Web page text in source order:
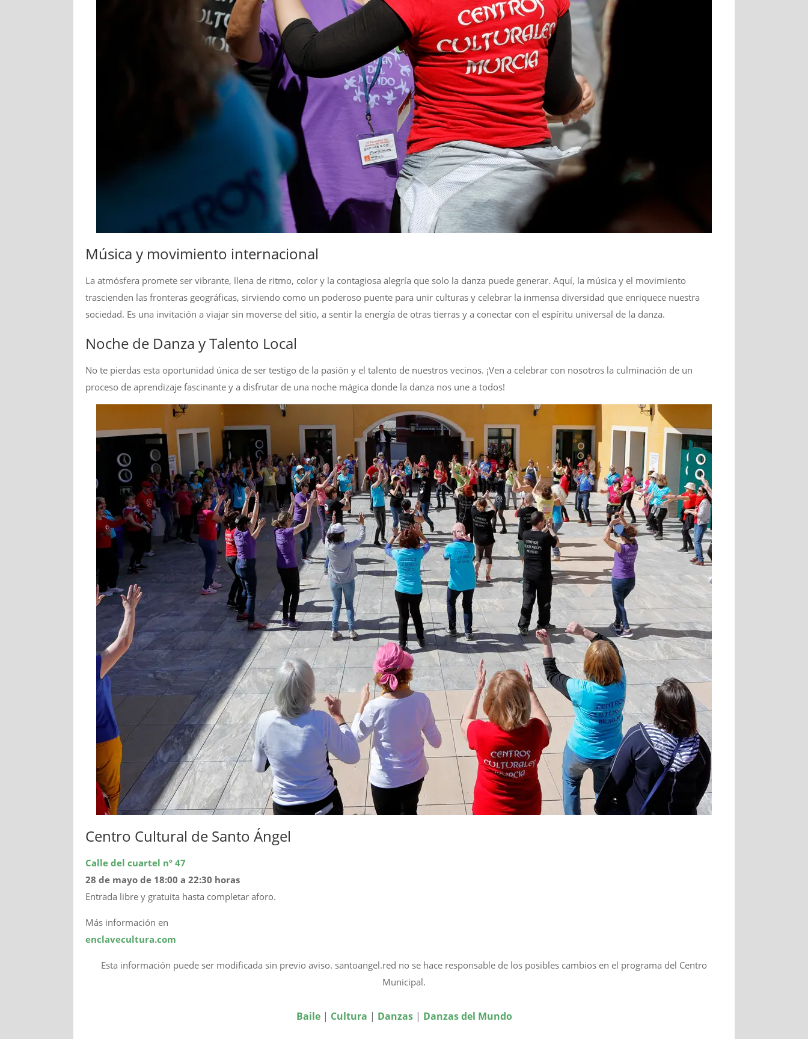
Música y movimiento internacional
La atmósfera promete ser vibrante, llena de ritmo, color y la contagiosa alegría que solo la danza puede generar. Aquí, la música y el movimiento
trascienden las fronteras geográficas, sirviendo como un poderoso puente para unir culturas y celebrar la inmensa diversidad que enriquece nuestra
sociedad. Es una invitación a viajar sin moverse del sitio, a sentir la energía de otras tierras y a conectar con el espíritu universal de la danza.
Noche de Danza y Talento Local
No te pierdas esta oportunidad única de ser testigo de la pasión y el talento de nuestros vecinos. ¡Ven a celebrar con nosotros la culminación de un
proceso de aprendizaje fascinante y a disfrutar de una noche mágica donde la danza nos une a todos!
Centro Cultural de Santo Ángel
Calle del cuartel nº 47
28 de mayo de 18:00 a 22:30 horas
Entrada libre y gratuita hasta completar aforo.
Más información en
enclavecultura.com
Esta información puede ser modificada sin previo aviso. santoangel.red no se hace responsable de los posibles cambios en el programa del Centro
Municipal.
Baile| Cultura | Danzas| Danzas del Mundo